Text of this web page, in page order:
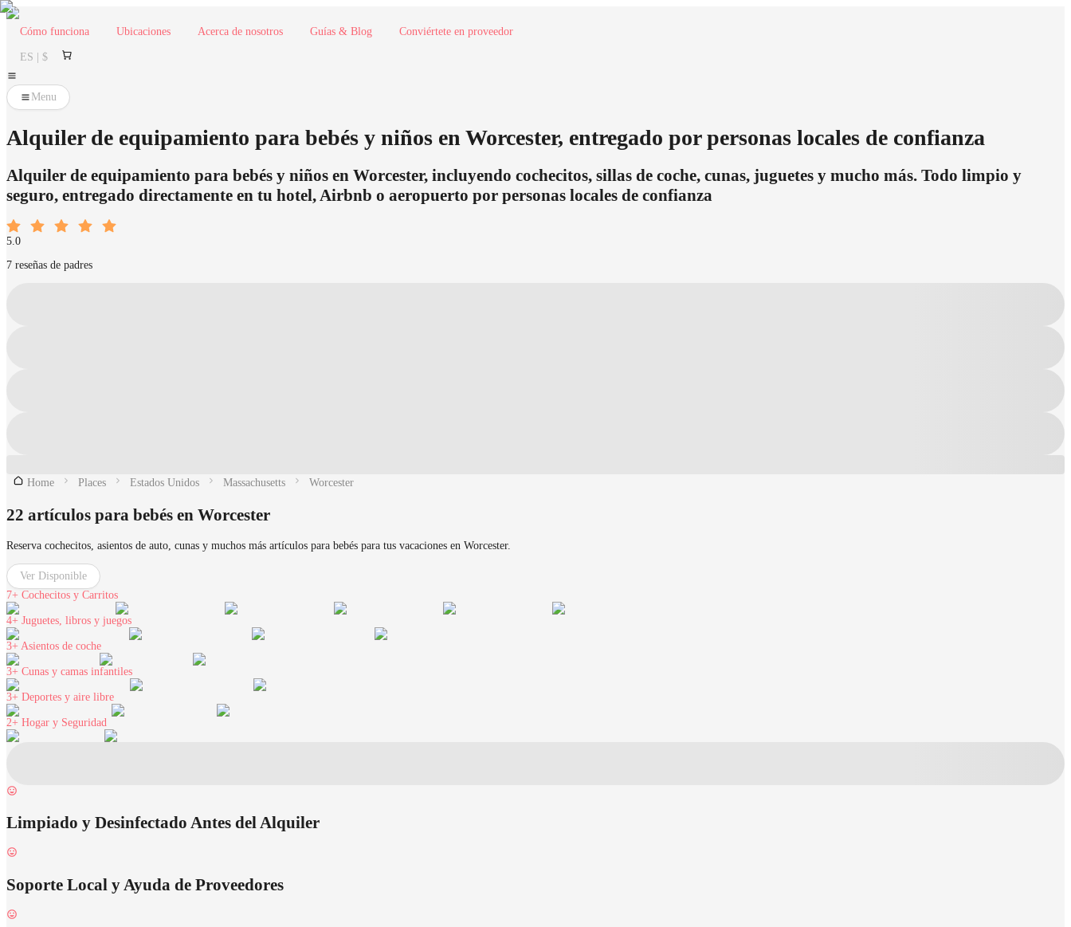
Cómo funciona Ubicaciones Acerca de nosotros Guías & Blog Conviértete en proveedor
ES | $
Menu
Alquiler de equipamiento para bebés y niños en Worcester, entregado por personas locales de confianza
Alquiler de equipamiento para bebés y niños en Worcester, incluyendo cochecitos, sillas de coche, cunas, juguetes y mucho más. Todo limpio y
seguro, entregado directamente en tu hotel, Airbnb o aeropuerto por personas locales de confianza
5.0
7 reseñas de padres
Home Places Estados Unidos Massachusetts Worcester
22 artículos para bebés en Worcester
Reserva cochecitos, asientos de auto, cunas y muchos más artículos para bebés para tus vacaciones en Worcester.
Ver Disponible
7+ Cochecitos y Carritos
4+ Juguetes, libros y juegos
3+ Asientos de coche
3+ Cunas y camas infantiles
3+ Deportes y aire libre
2+ Hogar y Seguridad
Limpiado y Desinfectado Antes del Alquiler
Soporte Local y Ayuda de Proveedores